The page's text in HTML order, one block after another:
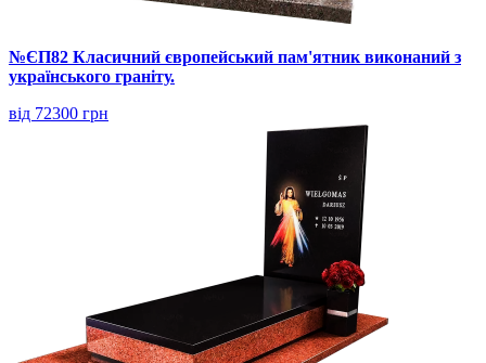
№ЄП82 Класичний європейський пам'ятник виконаний з
українського граніту.
від 72300 грн